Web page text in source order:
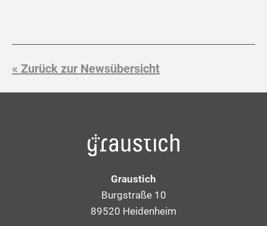
« Zurück zur Newsübersicht
Graustich
Burgstraße 10
89520 Heidenheim